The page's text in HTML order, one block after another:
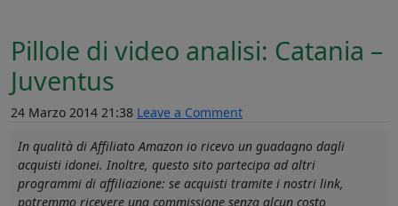
Pillole di video analisi: Catania –
Juventus
24 Marzo 2014 21:38 Leave a Comment
In qualità di Affiliato Amazon io ricevo un guadagno dagli
acquisti idonei. Inoltre, questo sito partecipa ad altri
programmi di affiliazione: se acquisti tramite i nostri link,
potremmo ricevere una commissione senza alcun costo